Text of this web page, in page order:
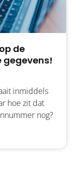
de
inmiddels
hoe zit dat
nog?
nieuw e-